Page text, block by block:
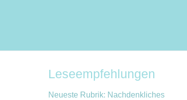
Leseempfehlungen
Neueste Rubrik: Nachdenkliches